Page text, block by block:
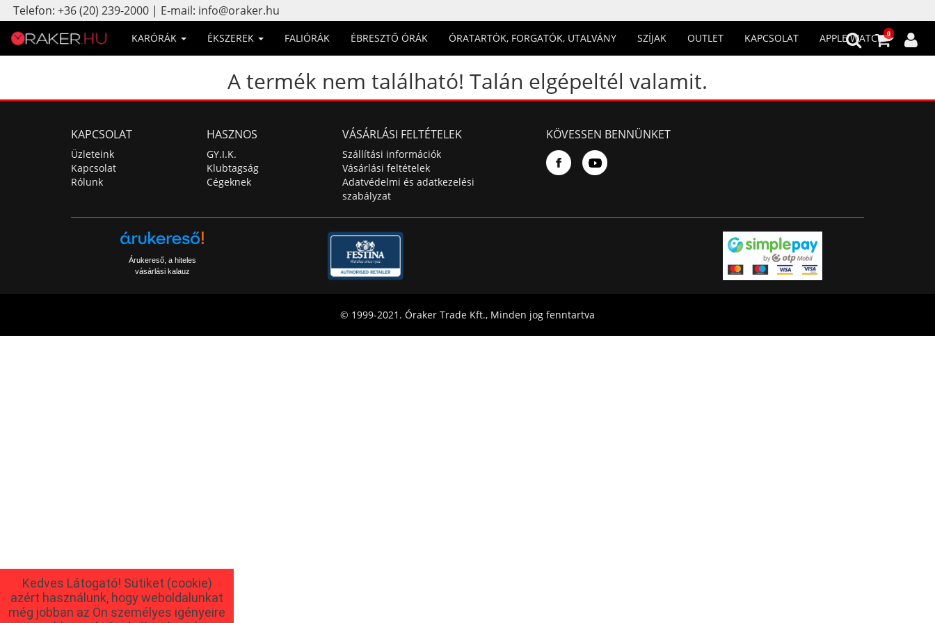
Telefon: +36 (20) 239-2000 | E-mail: info@oraker.hu
0
KARÓRÁK ÉKSZEREK FALIÓRÁK ÉBRESZTŐ ÓRÁK ÓRATARTÓK, FORGATÓK, UTALVÁNY SZÍJAK OUTLET KAPCSOLAT APPLE WATCH
A termék nem található! Talán elgépeltél valamit.
KAPCSOLAT
Üzleteink
Kapcsolat
Rólunk
HASZNOS
GY.I.K.
Klubtagság
Cégeknek
VÁSÁRLÁSI FELTÉTELEK
Szállítási információk
Vásárlási feltételek
Adatvédelmi és adatkezelési
szabályzat
KÖVESSEN BENNÜNKET
Árukereső, a hiteles
vásárlási kalauz
© 1999-2021. Óraker Trade Kft., Minden jog fenntartva
Kedves Látogató! Sütiket (cookie)
azért használunk, hogy weboldalunkat
még jobban az Ön személyes igényeire